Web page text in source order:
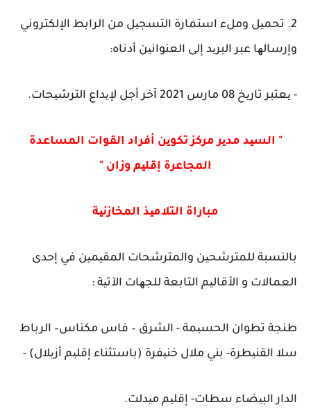
2. تحمیل وملء استمارة التسجیل من الرابط الإلكتروني
وإرسالھا عبر البرید إلى العنوانین أدناه:
- یعتبر تاریخ 08 مارس 2021 آخر أجل لإیداع الترشیحات.
" السید مدیر مركز تكوین أفراد القوات المساعدة
المجاعرة إقلیم وزان "
مباراة التلامیذ المخازنیة
بالنسبة للمترشحین والمترشحات المقیمین في إحدى
العمالات و الأقالیم التابعة للجھات الآتیة :
طنجة تطوان الحسیمة - الشرق – فاس مكناس– الرباط
سلا القنیطرة- بني ملال خنیفرة (باستثناء إقلیم أزیلال) -
الدار البیضاء سطات- إقلیم میدلت.